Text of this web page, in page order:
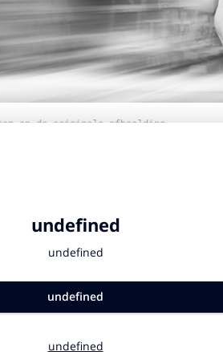
op de originele afbeelding